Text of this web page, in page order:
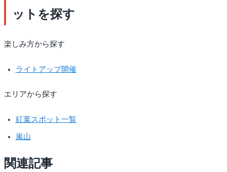
ットを探す
楽しみ方から探す
ライトアップ開催
エリアから探す
紅葉スポット一覧
嵐山
関連記事